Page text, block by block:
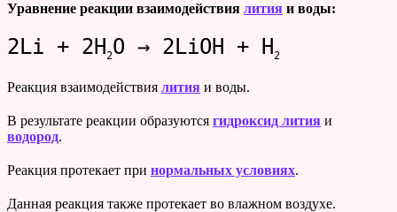
Уравнение реакции взаимодействия лития и воды:
2Li + 2H 2O → 2LiOH + H 2
Реакция взаимодействия лития и воды.
В результате реакции образуются гидроксид лития и
водород.
Реакция протекает при нормальных условиях.
Данная реакция также протекает во влажном воздухе.